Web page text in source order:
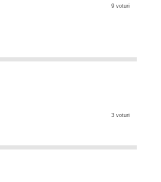
9 voturi
3 voturi